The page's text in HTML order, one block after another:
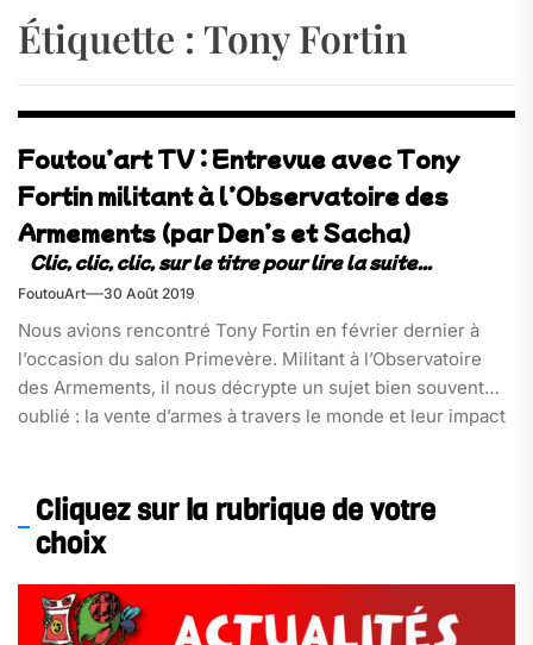
Étiquette : Tony Fortin
Foutou’art TV : Entrevue avec Tony
Fortin militant à l’Observatoire des
Armements (par Den’s et Sacha)
FoutouArt 30 Août 2019
Nous avions rencontré Tony Fortin en février dernier à
l’occasion du salon Primevère. Militant à l’Observatoire
des Armements, il nous décrypte un sujet bien souvent
oublié : la vente d’armes à travers le monde et leur impact
Cliquez sur la rubrique de votre
choix